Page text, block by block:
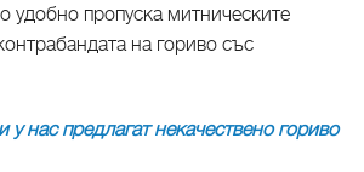
удобно пропуска митническите
на гориво със
нас предлагат некачествено гориво​